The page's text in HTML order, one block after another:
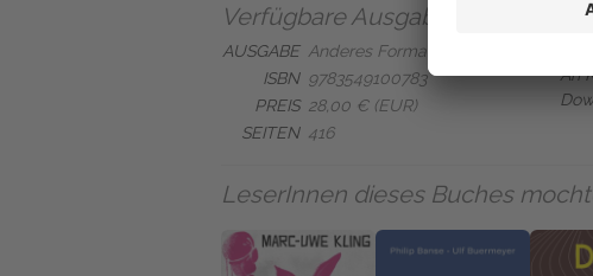
Verfügbare Ausgaben
AUSGABE Anderes Format
ISBN 9783549100783
PREIS 28,00 € (EUR)
SEITEN 416
An
LeserInnen dieses Buches